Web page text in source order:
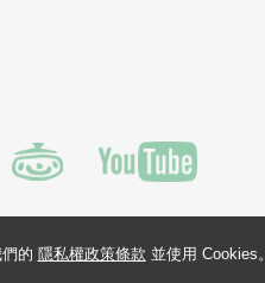
的 隱私權政策條款 並使用 Cookies。